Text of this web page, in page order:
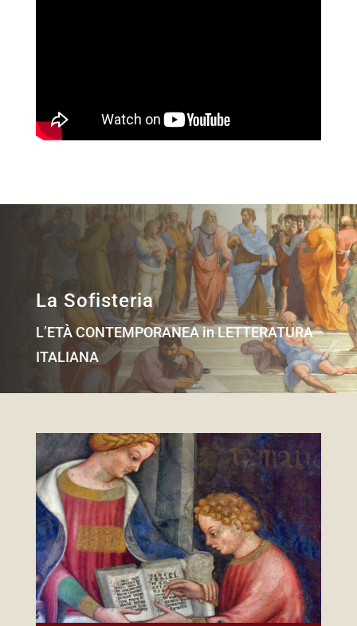
La Sofisteria
L’ETÀ CONTEMPORANEA in LETTERATURA
ITALIANA